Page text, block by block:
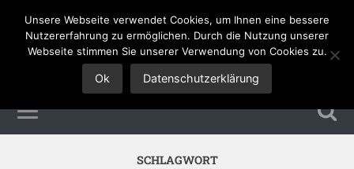
Tourismus Jobs
SCHLAGWORT
Unsere Webseite verwendet Cookies, um Ihnen eine bessere
Nutzererfahrung zu ermöglichen. Durch die Nutzung unserer
Webseite stimmen Sie unserer Verwendung von Cookies zu.
Ok Datenschutzerklärung